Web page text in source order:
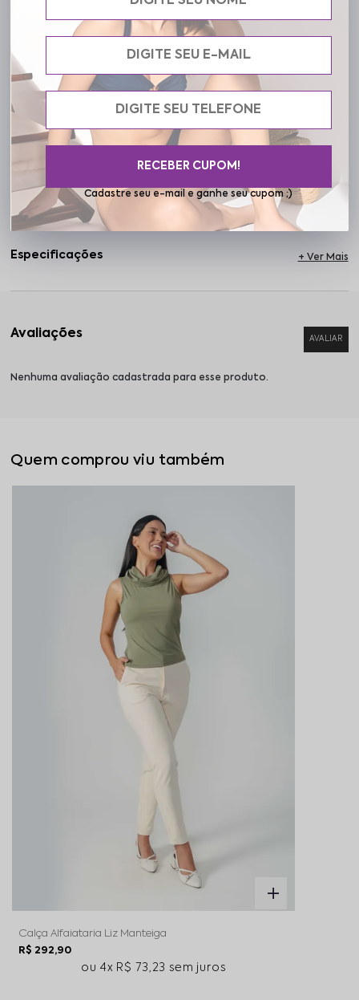
cintura. A modelagem de cintura alta valoriza a silhueta e alonga a
tênis, sandálias ou salto. Do escritório ao jantar, da meia-estação
ao verão no Sul ou Sudeste, a Liz se adapta ao seu estilo e à sua
agenda com facilidade. Na Frelith, vestir bem começa com se
sentir bem. Escolha peças que refletem quem você é com
autenticidade e liberdade.
Cuidados
Especificações
Nenhuma avaliação cadastrada para esse produto.
Quem comprou viu também
Calça Alfaiataria Liz Manteiga
R$ 292,90
4x R$ 73,23sem juros
Cadastre seu e-mail e ganhe seu cupom ;)
RECEBER CUPOM!